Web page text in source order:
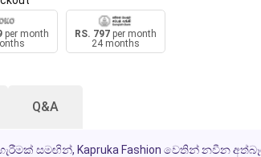
per month
RS. 797per month
24 months
Q&A
සමඟින්, Kapruka Fashion වෙතින් නවීන